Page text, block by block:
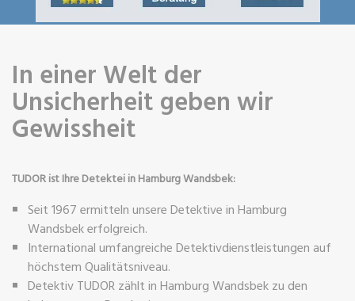
In einer Welt der
Unsicherheit geben wir
Gewissheit
TUDOR ist Ihre Detektei in Hamburg Wandsbek:
Seit 1967 ermitteln unsere Detektive in Hamburg
Wandsbek erfolgreich.
International umfangreiche Detektivdienstleistungen auf
höchstem Qualitätsniveau.
Detektiv TUDOR zählt in Hamburg Wandsbek zu den